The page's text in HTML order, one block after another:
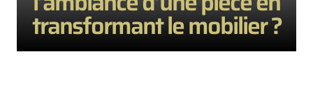
transformant le mobilier ?